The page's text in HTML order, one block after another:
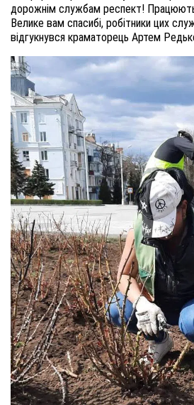
дорожнім службам респект!
Велике вам спасибі, робітники цих
відгукнувся краматорець Артем